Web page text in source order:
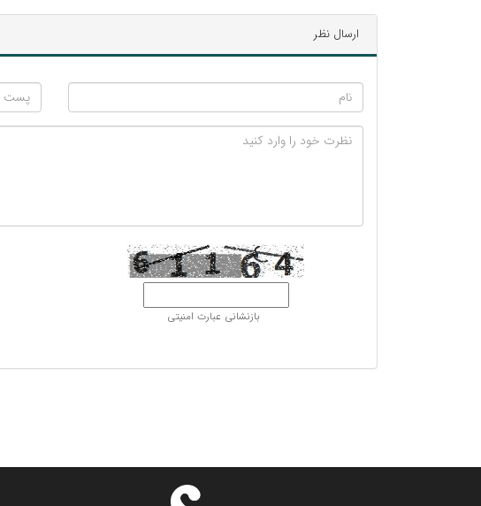
ارسال نظر
بازنشانی عبارت امنیتی